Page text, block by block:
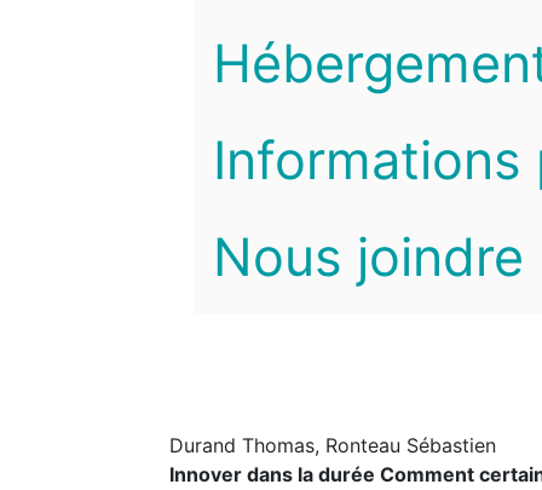
Informations
Nous joindre
Durand Thomas, Ronteau Sébastien
Innover dans la durée Comment